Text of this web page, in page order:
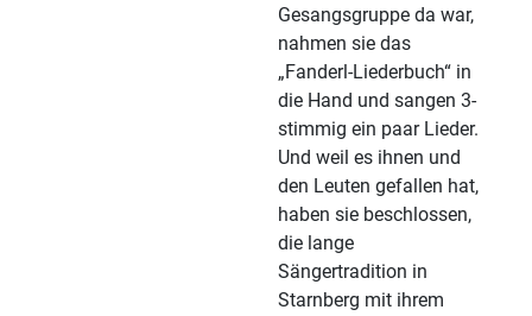
Gesangsgruppe da war,
nahmen sie das
„Fanderl-Liederbuch“ in
die Hand und sangen 3-
stimmig ein paar Lieder.
Und weil es ihnen und
den Leuten gefallen hat,
haben sie beschlossen,
die lange
Sängertradition in
Starnberg mit ihrem